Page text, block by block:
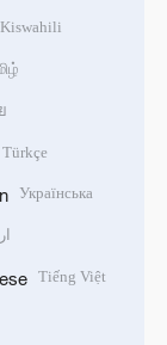
Kiswahili
Türkçe
Українська
Tiếng Việt